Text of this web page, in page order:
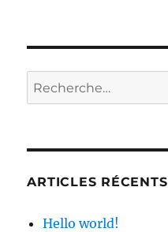
–
1
Recherche
pour :
ARTICLES RÉCENTS
Hello world!